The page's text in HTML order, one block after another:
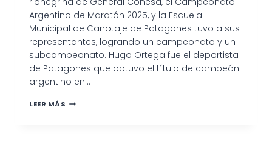
Argentino de Maratón 2025, y la Escuela
Municipal de Canotaje de Patagones tuvo a sus
representantes, logrando un campeonato y un
subcampeonato. Hugo Ortega fue el deportista
de Patagones que obtuvo el título de campeón
argentino en…
LEER MÁS PALISTAS